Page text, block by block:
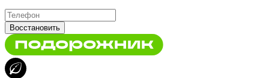
Восстановить